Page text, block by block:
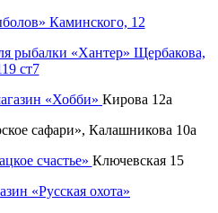
Каминского, 12
рыбалки «Хантер» Щербакова,
ст7
«Хобби» Кирова 12а
сафари», Калашникова 10а
счастье» Ключевская 15
«Русская охота»